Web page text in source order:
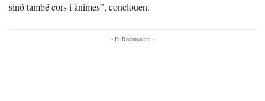
sinó també cors i ànimes”, conclouen.
- Et Recomanem -